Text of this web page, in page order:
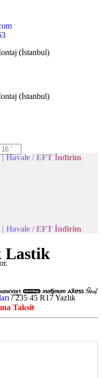
(İstanbul)
(İstanbul)
Taksit
| Havale / EFT İndirim
| Havale / EFT İndirim
Lastik
/ 235 45 R17 Yazlık